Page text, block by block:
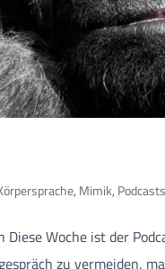
, Mimik, Podcasts
Woche ist der
zu vermeiden,